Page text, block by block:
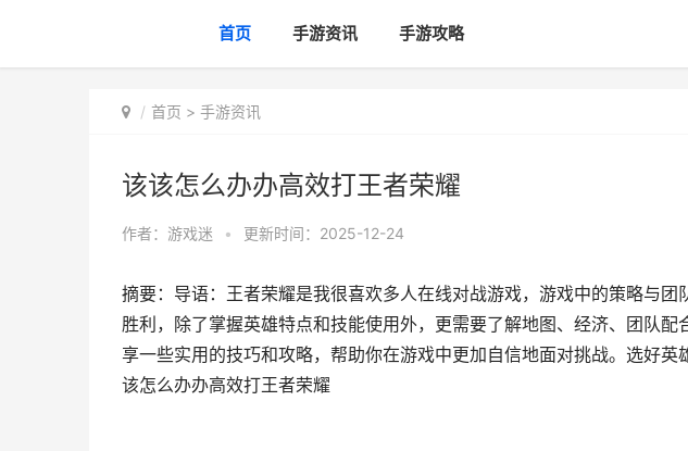
首页 手游资讯 手游攻略
首页 > 手游资讯
该该怎么办办高效打王者荣耀
作者： 游戏迷 • 更新时间：2025-12-24
摘要：导语：王者荣耀是我很喜欢多人在线对战游戏，游戏中的策略与
胜利，除了掌握英雄特点和技能使用外，更需要了解地图、经济、团队
享一些实用的技巧和攻略，帮助你在游戏中更加自信地面对挑战。选好英
该怎么办办高效打王者荣耀